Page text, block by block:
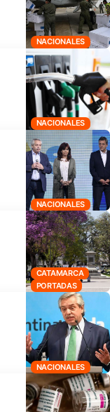
NACIONALES
NACIONALES
NACIONALES
CATAMARCA
PORTADAS
NACIONALES